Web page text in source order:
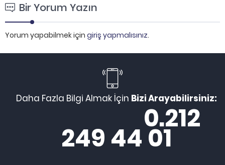
Bir Yorum Yazın
Yorum yapabilmek için giriş yapmalısınız.
Daha Fazla Bilgi Almak İçin Bizi Arayabilirsiniz:
0.212
249 44 01